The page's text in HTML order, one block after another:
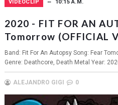
VIDEOCLIP 10:15 A.M.
2020 - FIT FOR AN
Tomorrow (OFFICIAL
Band: Fit For An Autopsy Song: Fear
Genre: Deathcore, Death Metal Year:
ALEJANDRO GIGI 0